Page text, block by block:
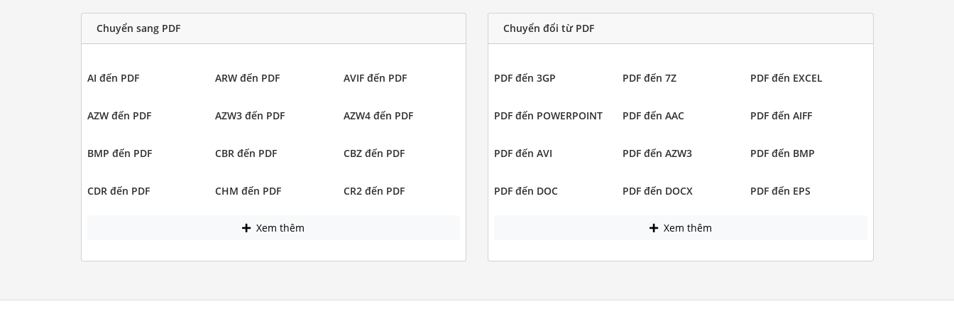
Chuyển sang PDF
AI đến PDF ARW đến PDF AVIF đến PDF
AZW đến PDF AZW3 đến PDF AZW4 đến PDF
BMP đến PDF CBR đến PDF CBZ đến PDF
CDR đến PDF CHM đến PDF CR2 đến PDF
Xem thêm
Chuyển đổi từ PDF
PDF đến 3GP PDF đến 7Z PDF đến EXCEL
PDF đến POWERPOINT PDF đến AAC PDF đến AIFF
PDF đến AVI PDF đến AZW3 PDF đến BMP
PDF đến DOC PDF đến DOCX PDF đến EPS
Xem thêm